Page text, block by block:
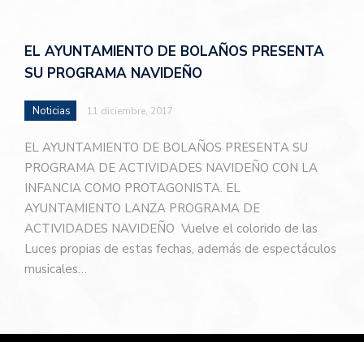
EL AYUNTAMIENTO DE BOLAÑOS PRESENTA
SU PROGRAMA NAVIDEÑO
Noticias 11 diciembre, 2017
EL AYUNTAMIENTO DE BOLAÑOS PRESENTA SU
PROGRAMA DE ACTIVIDADES NAVIDEÑO CON LA
INFANCIA COMO PROTAGONISTA. EL
AYUNTAMIENTO LANZA PROGRAMA DE
ACTIVIDADES NAVIDEÑO Vuelve el colorido de las
Luces propias de estas fechas, además de espectáculos
musicales…